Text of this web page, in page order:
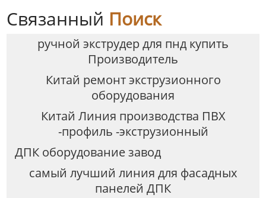
Связанный Поиск
ручной экструдер для пнд купить
Производитель
Китай ремонт экструзионного
оборудования
Китай Линия производства ПВХ
-профиль -экструзионный
ДПК оборудование завод
самый лучший линия для фасадных
панелей ДПК